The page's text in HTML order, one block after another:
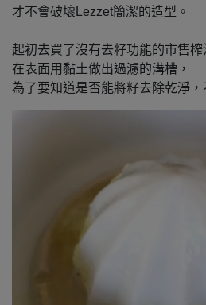
才不會破壞Lezzet簡潔的造型。
起初去買了沒有去籽功能的市售榨
在表面用黏土做出過濾的溝槽，
為了要知道是否能將籽去除乾淨，